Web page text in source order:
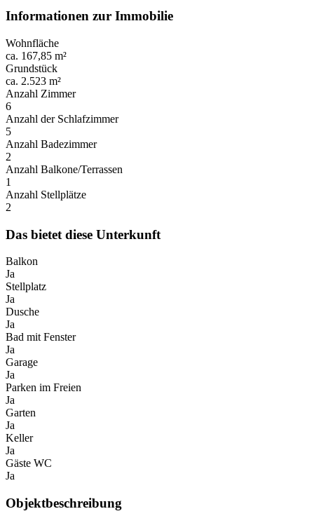
Informationen zur Immobilie
Wohnfläche
ca. 167,85 m²
Grundstück
ca. 2.523 m²
Anzahl Zimmer
6
Anzahl der Schlafzimmer
5
Anzahl Badezimmer
2
Anzahl Balkone/Terrassen
1
Anzahl Stellplätze
2
Das bietet diese Unterkunft
Balkon
Ja
Stellplatz
Ja
Dusche
Ja
Bad mit Fenster
Ja
Garage
Ja
Parken im Freien
Ja
Garten
Ja
Keller
Ja
Gäste WC
Ja
Objektbeschreibung